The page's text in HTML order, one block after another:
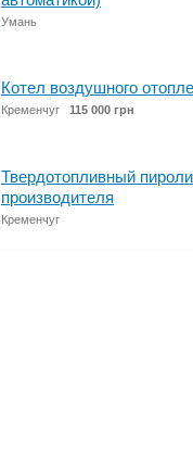
Умань
Котел воздушного
Кременчуг 115 000 грн
Твердотопливный
производителя
Кременчуг